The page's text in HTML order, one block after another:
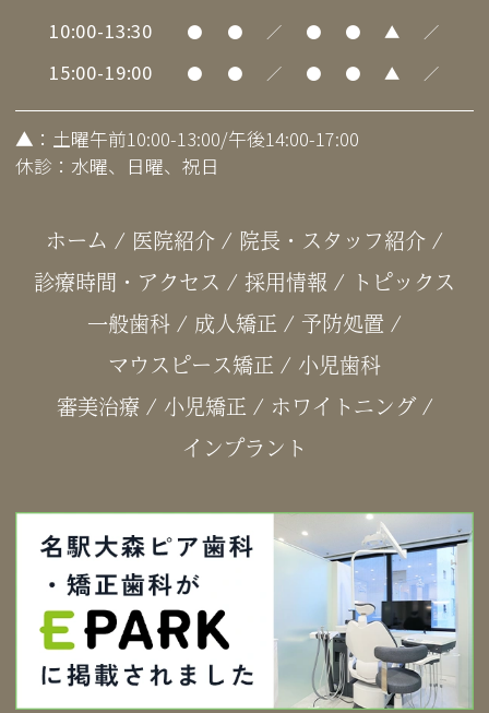
10:00-13:30 ● ● ／ ● ● ▲ ／
15:00-19:00 ● ● ／ ● ● ▲ ／
▲ ：土曜午前10:00-13:00/午後14:00-17:00
休診：水曜、日曜、祝日
ホーム / 医院紹介 / 院長・スタッフ紹介 /
診療時間・アクセス / 採用情報 / トピックス
一般歯科 / 成人矯正 / 予防処置 /
マウスピース矯正 / 小児歯科
審美治療/ 小児矯正 / ホワイトニング/
インプラント